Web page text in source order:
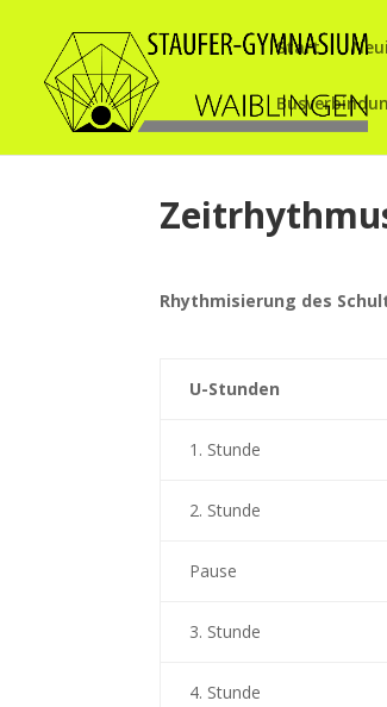
Start
Rhythmisierung des
U-Stunden
1. Stunde
2. Stunde
Pause
3. Stunde
4. Stunde